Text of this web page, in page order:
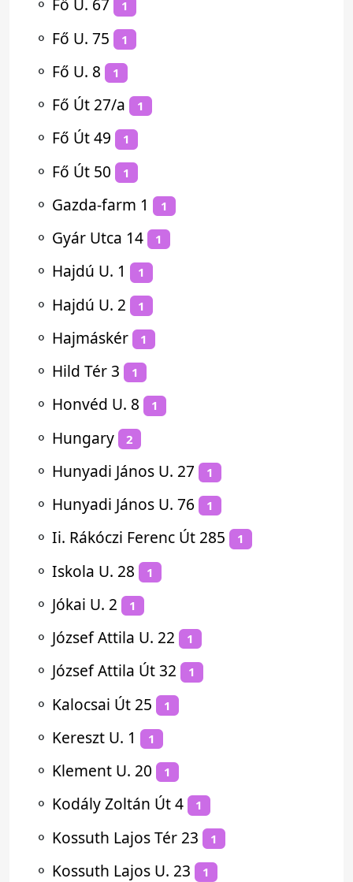
⚬ Fő U. 67 1
⚬ Fő U. 75 1
⚬ Fő U. 8 1
⚬ Fő Út 27/a 1
⚬ Fő Út 49 1
⚬ Fő Út 50 1
⚬ Gazda-farm 1 1
⚬ Gyár Utca 14 1
⚬ Hajdú U. 1 1
⚬ Hajdú U. 2 1
⚬ Hajmáskér 1
⚬ Hild Tér 3 1
⚬ Honvéd U. 8 1
⚬ Hungary 2
⚬ Hunyadi János U. 27 1
⚬ Hunyadi János U. 76 1
⚬ Ii. Rákóczi Ferenc Út 285 1
⚬ Iskola U. 28 1
⚬ Jókai U. 2 1
⚬ József Attila U. 22 1
⚬ József Attila Út 32 1
⚬ Kalocsai Út 25 1
⚬ Kereszt U. 1 1
⚬ Klement U. 20 1
⚬ Kodály Zoltán Út 4 1
⚬ Kossuth Lajos Tér 23 1
⚬ Kossuth Lajos U. 23 1